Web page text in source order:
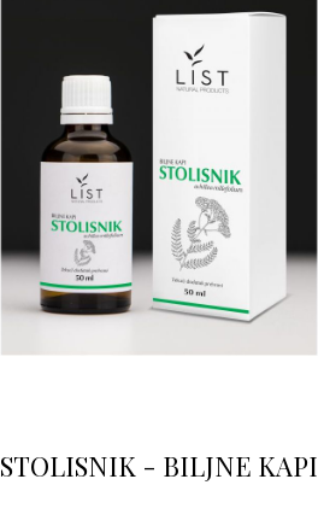
STOLISNIK - BILJNE KAPI